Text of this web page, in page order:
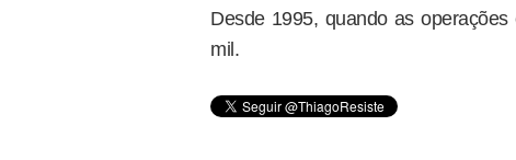
Desde 1995, quando as
mil.